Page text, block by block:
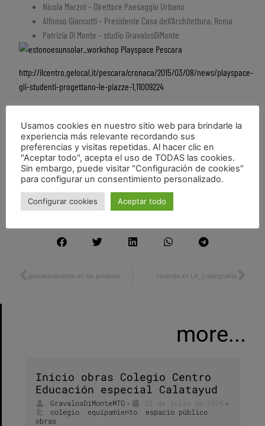
Nicola Marzot – Direttore Paesaggio Urbano
Alfonso Giancotti – Presidente Casa dell’Architettura, Roma
Patrizia Di Monte – studio GravalosDiMonte
http://ilcentro.gelocal.it/pescara/cronaca/2015/03/08/news/playspace-
gli-studenti-progettano-le-piazze-1.11009224
Arquitectura social,conferencias,docencia,espacio público,
estonoesunsolar ,Regeneración urbana, workshop
Alberto Ulisse,Dipartimento di Architettura di Pescara
Estonoesunsolar,gravalosdimonte arquitectos
vivienda en LA_(radiografía)
more...
Inicio obras Colegio Centro
Educación especial Calatayud
GravalosDiMonteMTO • 22 de julio de 2026 •
colegio equipamiento espacio público
obras
Usamos cookies en nuestro sitio web para brindarle la
experiencia más relevante recordando sus
preferencias y visitas repetidas. Al hacer clic en
"Aceptar todo", acepta el uso de TODAS las cookies.
Sin embargo, puede visitar "Configuración de cookies"
para configurar un consentimiento personalizado.
Configurar cookies Aceptar todo